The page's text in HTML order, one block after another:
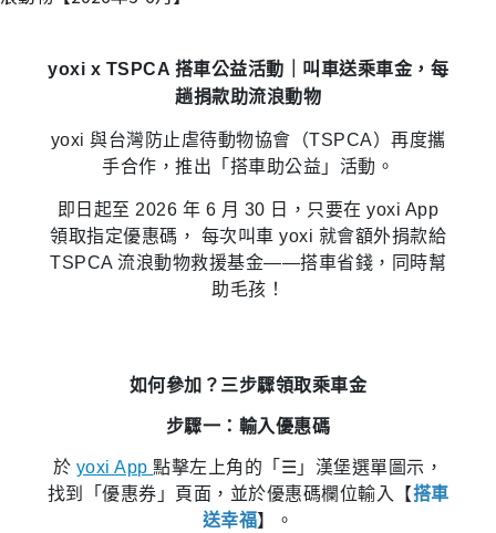
yoxi x TSPCA 搭車公益活動｜叫車送乘車金，每
趟捐款助流浪動物
yoxi 與台灣防止虐待動物協會（TSPCA）再度攜
手合作，推出「搭車助公益」活動。
即日起至 2026 年 6 月 30 日，只要在 yoxi App
領取指定優惠碼， 每次叫車 yoxi 就會額外捐款給
TSPCA 流浪動物救援基金——搭車省錢，同時幫
助毛孩！
如何參加？三步驟領取乘車金
步驟一：輸入優惠碼
於 yoxi App點擊左上角的「☰」漢堡選單圖示，
找到「優惠券」頁面，並於優惠碼欄位輸入【搭車
送幸福】。